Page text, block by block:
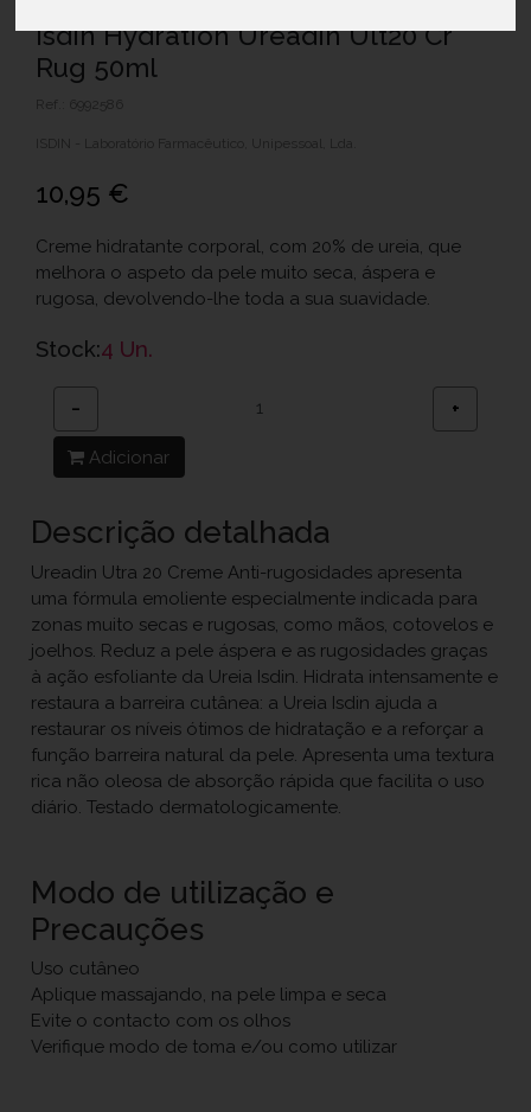
Isdin Hydration Ureadin Ult20 Cr
Rug 50ml
Ref.: 6992586
ISDIN - Laboratório Farmacêutico, Unipessoal, Lda.
10,95 €
Creme hidratante corporal, com 20% de ureia, que
melhora o aspeto da pele muito seca, áspera e
rugosa, devolvendo-lhe toda a sua suavidade.
Stock:4 Un.
− +
Adicionar
Descrição detalhada
Ureadin Utra 20 Creme Anti-rugosidades apresenta
uma fórmula emoliente especialmente indicada para
zonas muito secas e rugosas, como mãos, cotovelos e
joelhos. Reduz a pele áspera e as rugosidades graças
à ação esfoliante da Ureia Isdin. Hidrata intensamente e
restaura a barreira cutânea: a Ureia Isdin ajuda a
restaurar os níveis ótimos de hidratação e a reforçar a
função barreira natural da pele. Apresenta uma textura
rica não oleosa de absorção rápida que facilita o uso
diário. Testado dermatologicamente.
Modo de utilização e
Precauções
Uso cutâneo
Aplique massajando, na pele limpa e seca
Evite o contacto com os olhos
Verifique modo de toma e/ou como utilizar